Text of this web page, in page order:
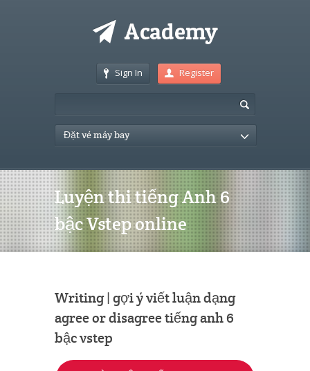
Sign In Register
Đặt vé máy bay
Luyện thi tiếng Anh 6
bậc Vstep online
Writing | gợi ý viết luận dạng
agree or disagree tiếng anh 6
bậc vstep